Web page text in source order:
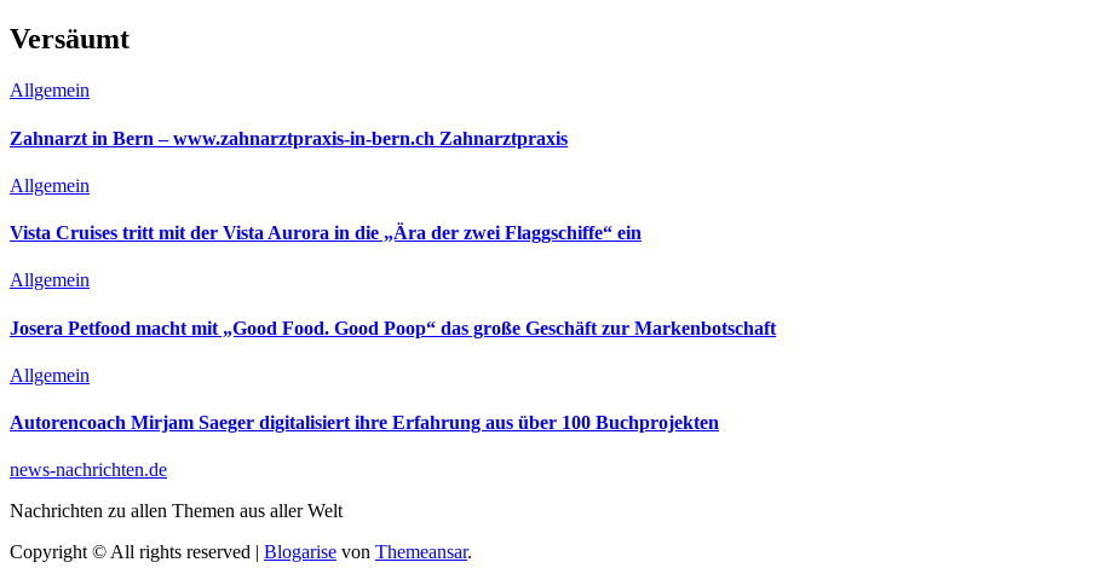
Versäumt
Allgemein
Zahnarzt in Bern – www.zahnarztpraxis-in-bern.ch Zahnarztpraxis
Allgemein
Vista Cruises tritt mit der Vista Aurora in die „Ära der zwei Flaggschiffe“ ein
Allgemein
Josera Petfood macht mit „Good Food. Good Poop“ das große Geschäft zur Markenbotschaft
Allgemein
Autorencoach Mirjam Saeger digitalisiert ihre Erfahrung aus über 100 Buchprojekten
news-nachrichten.de
Nachrichten zu allen Themen aus aller Welt
Copyright © All rights reserved | Blogarise von Themeansar.